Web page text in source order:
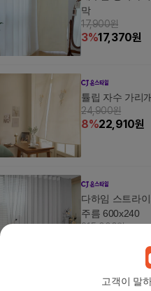
고객이 말
막
17,900원
3%17,370원
튤립 자수 가리
24,900원
8%22,910원
다하임 스트라
주름 600x240
315,000원